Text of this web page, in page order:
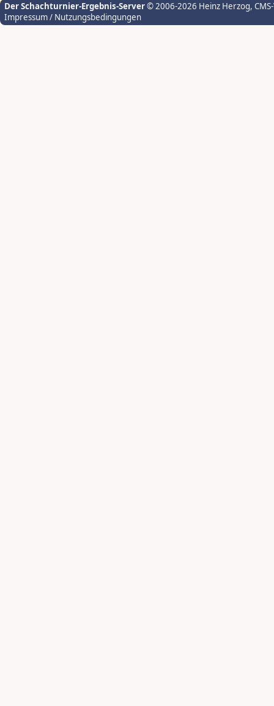
Der Schachturnier-Ergebnis-Server© 2006-2026 Heinz Herzog,
Impressum / Nutzungsbedingungen